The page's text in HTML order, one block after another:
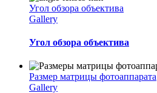
Угол обзора объектива
Gallery
Угол обзора объектива
Размер матрицы фотоаппарата
Gallery